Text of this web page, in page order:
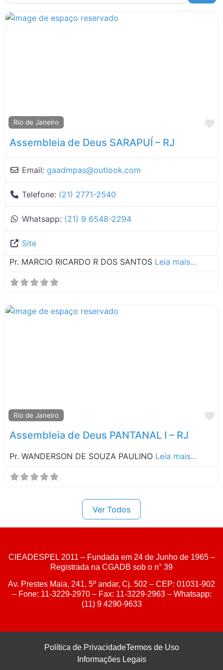
Rio de Janeiro
Assembleia de Deus SARAPUÍ – RJ
Email: gaadmpas@outlook.com
Telefone: (21) 2771-2540
Whatsapp: (21) 9 6548-2294
Site
Pr. MARCIO RICARDO R DOS SANTOS Leia mais...
Rio de Janeiro
Assembleia de Deus PANTANAL I – RJ
Pr. WANDERSON DE SOUZA PAULINO Leia mais...
Ver Todos
CIEADESPEL 2011 – Fundada em 24 de Junho de 1965 –
Registrada na CGADB sob o n° 39
Av. Prestes Maia, 241, 5º andar, Cj. 502 – CEP: 01031-902
– Fone: 11-3229-2970 – Fax: 11-3229-2963 – Whatsapp:
(11) 9 4290-9633
Política de PrivacidadeTermos de Uso
Informações Legais